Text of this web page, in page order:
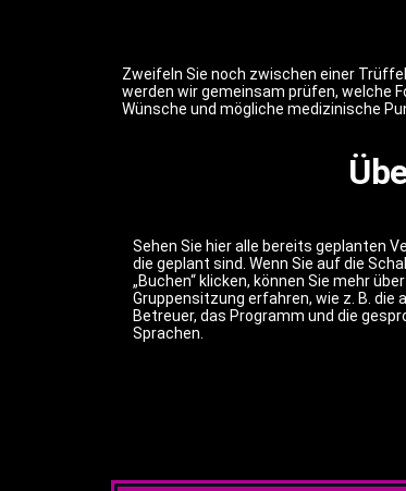
Zweifeln Sie noch zwischen einer
werden wir gemeinsam prüfen, welche
Wünsche und mögliche medizinische
Sehen Sie hier alle bereits geplanten
die geplant sind. Wenn Sie auf die
„Buchen“ klicken, können Sie mehr
Gruppensitzung erfahren, wie z. B. die
Betreuer, das Programm und die
Sprachen.